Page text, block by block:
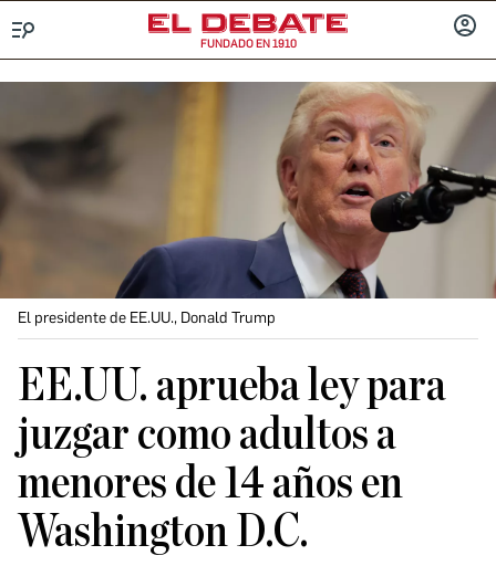
FUNDADO EN 1910
El presidente de EE.UU., Donald Trump
EE.UU. aprueba ley para
juzgar como adultos a
menores de 14 años en
Washington D.C.